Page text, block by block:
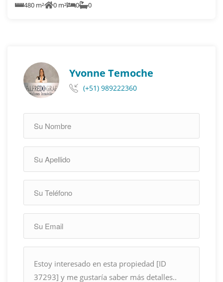
480 m² 0 m² 0 0
Yvonne Temoche
(+51) 989222360